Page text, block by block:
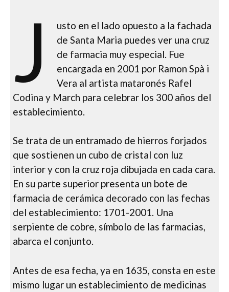
J
usto en el lado opuesto a la fachada
de Santa Maria puedes ver una cruz
de farmacia muy especial. Fue
encargada en 2001 por Ramon Spà i
Vera al artista mataronés Rafel
Codina y March para celebrar los 300 años del
establecimiento.
Se trata de un entramado de hierros forjados
que sostienen un cubo de cristal con luz
interior y con la cruz roja dibujada en cada cara.
En su parte superior presenta un bote de
farmacia de cerámica decorado con las fechas
del establecimiento: 1701-2001. Una
serpiente de cobre, símbolo de las farmacias,
abarca el conjunto.
Antes de esa fecha, ya en 1635, consta en este
mismo lugar un establecimiento de medicinas